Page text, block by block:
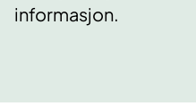
informasjon.